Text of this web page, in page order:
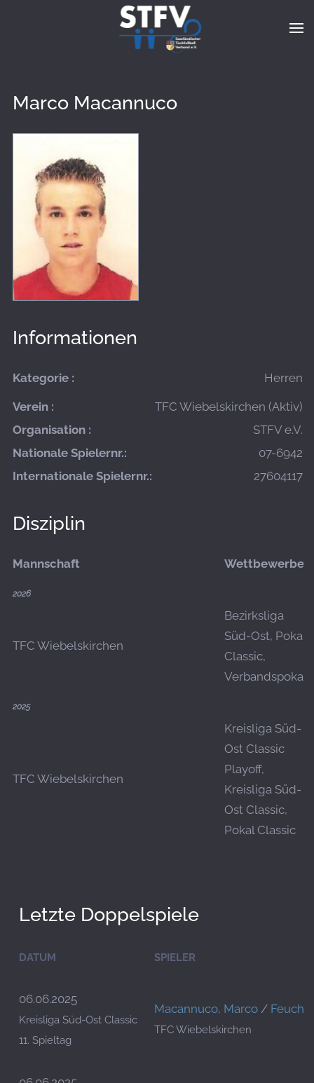
Zum Hauptinhalt springen
Marco Macannuco
Informationen
Kategorie : Herren
Verein :
TFC Wiebelskirchen (Aktiv)
Organisation :
STFV e.V.
Nationale Spielernr.:
07-6942
Internationale Spielernr.:
27604117
Disziplin
Mannschaft Wettbewerbe
2026
TFC Wiebelskirchen
Bezirksliga
Süd-Ost, Pokal
Classic,
Verbandspokal
2025
TFC Wiebelskirchen
Kreisliga Süd-
Ost Classic
Playoff,
Kreisliga Süd-
Ost Classic,
Pokal Classic
Letzte Doppelspiele
DATUM SPIELER
06.06.2025
Kreisliga Süd-Ost Classic
11. Spieltag
Macannuco, Marco /
TFC Wiebelskirchen